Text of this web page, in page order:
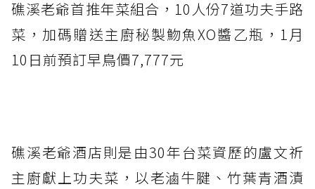
礁溪老爺首推年菜組合，10人份7道功夫手路
菜，加碼贈送主廚秘製魩魚XO醬乙瓶，1月
10日前預訂早鳥價7,777元
礁溪老爺酒店則是由30年台菜資歷的盧文祈
主廚獻上功夫菜，以老滷牛腱、竹葉青酒漬